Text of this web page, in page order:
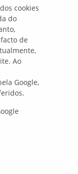
cookies
do
de
Ao
Google,